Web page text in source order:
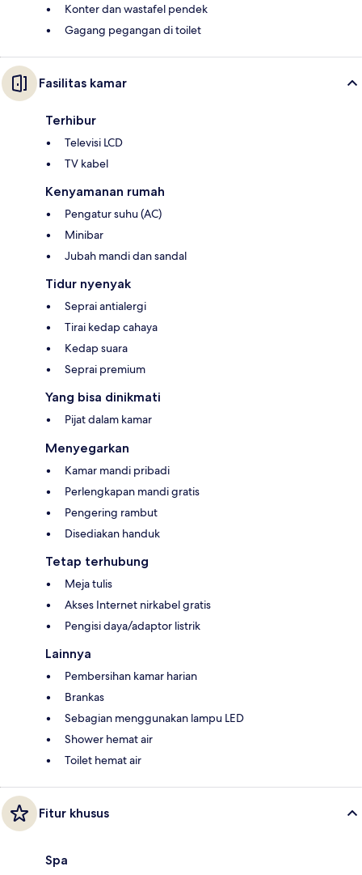
Konter dan wastafel pendek
Gagang pegangan di toilet
Fasilitas kamar
Terhibur
Televisi LCD
TV kabel
Kenyamanan rumah
Pengatur suhu (AC)
Minibar
Jubah mandi dan sandal
Tidur nyenyak
Seprai antialergi
Tirai kedap cahaya
Kedap suara
Seprai premium
Yang bisa dinikmati
Pijat dalam kamar
Menyegarkan
Kamar mandi pribadi
Perlengkapan mandi gratis
Pengering rambut
Disediakan handuk
Tetap terhubung
Meja tulis
Akses Internet nirkabel gratis
Pengisi daya/adaptor listrik
Lainnya
Pembersihan kamar harian
Brankas
Sebagian menggunakan lampu LED
Shower hemat air
Toilet hemat air
Fitur khusus
Spa